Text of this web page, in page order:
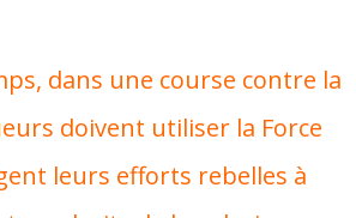
dans une course contre la
doivent utiliser la Force
leurs efforts rebelles à